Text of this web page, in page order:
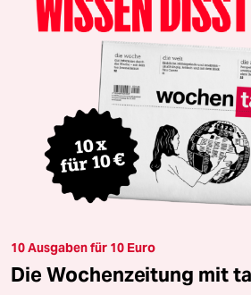
10 Ausgaben für 10 Euro
Die Wochenzeitung mit